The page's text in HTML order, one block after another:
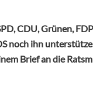
CDU, Grünen,
noch ihn
Brief an die